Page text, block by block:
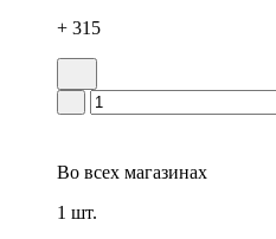
+ 315
Во всех магазинах
1 шт.